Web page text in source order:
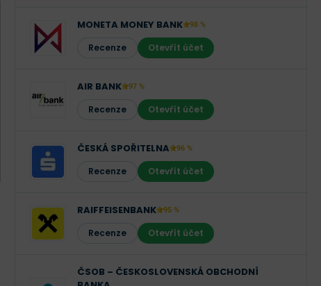
MONETA MONEY BANK 98 %
Recenze Otevřít účet
AIR BANK 97 %
Recenze Otevřít účet
ČESKÁ SPOŘITELNA 96 %
Recenze Otevřít účet
RAIFFEISENBANK 95 %
Recenze Otevřít účet
ČSOB – ČESKOSLOVENSKÁ OBCHODNÍ